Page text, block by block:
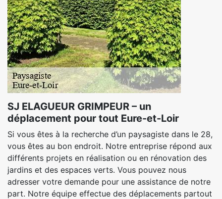
SJ ELAGUEUR GRIMPEUR – un
déplacement pour tout Eure-et-Loir
Si vous êtes à la recherche d’un paysagiste dans le 28,
vous êtes au bon endroit. Notre entreprise répond aux
différents projets en réalisation ou en rénovation des
jardins et des espaces verts. Vous pouvez nous
adresser votre demande pour une assistance de notre
part. Notre équipe effectue des déplacements partout